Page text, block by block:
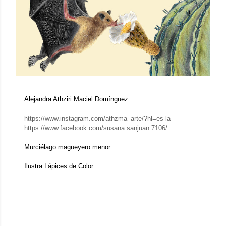
Alejandra Athziri Maciel Domínguez
https://www.instagram.com/athzma_arte/?hl=es-la
https://www.facebook.com/susana.sanjuan.7106/
Murciélago magueyero menor
Ilustra Lápices de Color